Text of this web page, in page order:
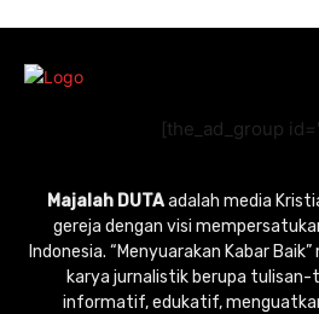
[the_ad_group
Majalah DUTAadalah media
gereja dengan visi
Indonesia. “Menyuarakan Kabar
karya jurnalistik berupa
informatif, edukatif,